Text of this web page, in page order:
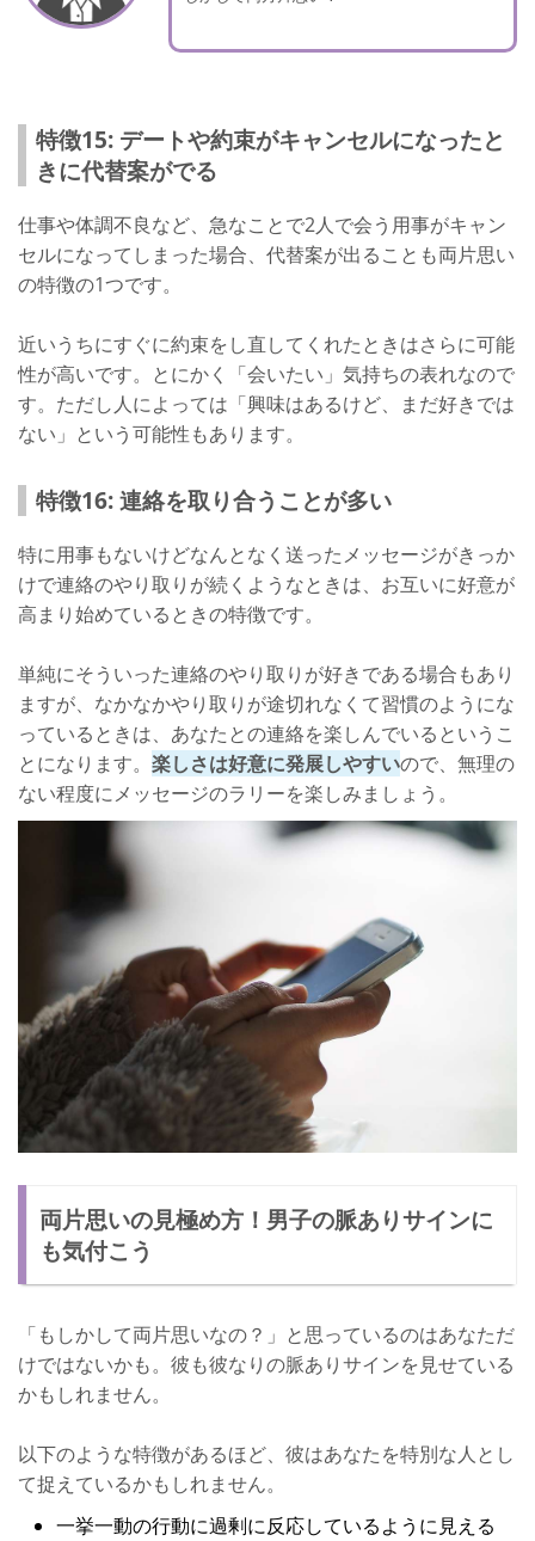
特徴15: デートや約束がキャンセルになったと
きに代替案がでる
仕事や体調不良など、急なことで2人で会う用事がキャン
セルになってしまった場合、代替案が出ることも両片思い
の特徴の1つです。
近いうちにすぐに約束をし直してくれたときはさらに可能
性が高いです。とにかく「会いたい」気持ちの表れなので
す。ただし人によっては「興味はあるけど、まだ好きでは
ない」という可能性もあります。
特徴16: 連絡を取り合うことが多い
特に用事もないけどなんとなく送ったメッセージがきっか
けで連絡のやり取りが続くようなときは、お互いに好意が
高まり始めているときの特徴です。
単純にそういった連絡のやり取りが好きである場合もあり
ますが、なかなかやり取りが途切れなくて習慣のようにな
っているときは、あなたとの連絡を楽しんでいるというこ
とになります。 楽しさは好意に発展しやすいので、無理の
ない程度にメッセージのラリーを楽しみましょう。
両片思いの見極め方！男子の脈ありサインに
も気付こう
「もしかして両片思いなの？」と思っているのはあなただ
けではないかも。彼も彼なりの脈ありサインを見せている
かもしれません。
以下のような特徴があるほど、彼はあなたを特別な人とし
て捉えているかもしれません。
一挙一動の行動に過剰に反応しているように見える